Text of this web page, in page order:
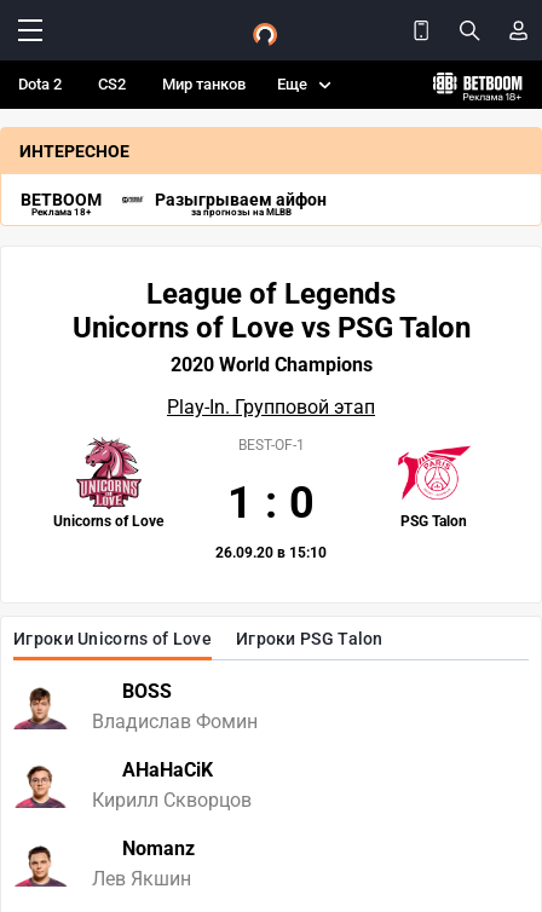
Dota 2 CS2 Мир танков Еще
ИНТЕРЕСНОЕ
BETBOOM
Реклама 18+
Разыгрываем айфон
за прогнозы на MLBB
Игроки Unicorns of Love Игроки PSG Talon
BOSS
Владислав Фомин
AHaHaCiK
Кирилл Скворцов
Nomanz
Лев Якшин
League of Legends
Unicorns of Love vs PSG Talon
2020 World Champions
Play-In. Групповой этап
Unicorns of Love PSG Talon
BEST-OF-1
1 : 0
26.09.20 в 15:10